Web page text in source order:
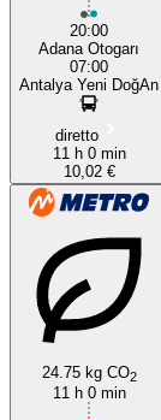
20:00
Adana Otogarı
07:00
Antalya Yeni DoğAn
diretto
11 h 0 min
10,02 €
24.75 kg CO2
11 h 0 min